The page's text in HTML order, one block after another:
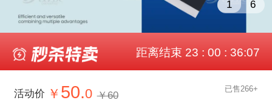
1 6
距离结束 23 : 00 : 36:06
活动价 ￥ 50.0 ￥60
已售266+